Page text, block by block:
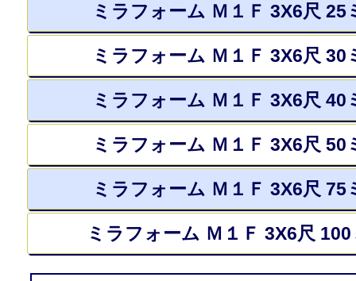
ミラフォーム Ｍ１Ｆ 3X6尺 25
ミラフォーム Ｍ１Ｆ 3X6尺 30
ミラフォーム Ｍ１Ｆ 3X6尺 40
ミラフォーム Ｍ１Ｆ 3X6尺 50
ミラフォーム Ｍ１Ｆ 3X6尺 75
ミラフォーム Ｍ１Ｆ 3X6尺